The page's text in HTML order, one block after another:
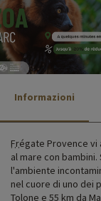
Informazioni
Frégate Provence vi
al mare con
l'ambiente
nel cuore di uno dei
Tolone e 55 km da